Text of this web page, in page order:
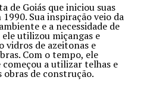
de Goiás que iniciou suas
Sua inspiração veio da
e a necessidade de
utilizou miçangas e
vidros de azeitonas e
Com o tempo, ele
a utilizar telhas e
obras de construção.